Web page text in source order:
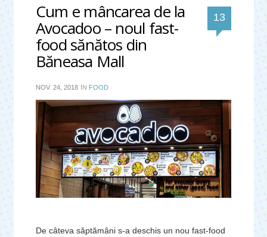
Cum e mâncarea de la
Avocadoo – noul fast-
food sănătos din
Băneasa Mall
13
NOV. 24, 2018 IN FOOD
De câteva săptămâni s-a deschis un nou fast-food